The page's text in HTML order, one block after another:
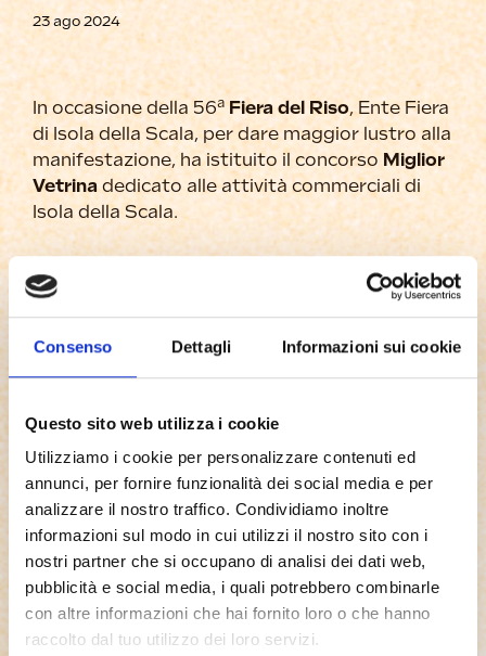
Consenso Dettagli Informazioni sui cookie
Questo sito web utilizza i cookie
Utilizziamo i cookie per personalizzare contenuti ed
annunci, per fornire funzionalità dei social media e per
analizzare il nostro traffico. Condividiamo inoltre
informazioni sul modo in cui utilizzi il nostro sito con i
nostri partner che si occupano di analisi dei dati web,
pubblicità e social media, i quali potrebbero combinarle
con altre informazioni che hai fornito loro o che hanno
raccolto dal tuo utilizzo dei loro servizi.
23 ago 2024
In occasione della 56a Fiera del Riso, Ente Fiera
di Isola della Scala, per dare maggior lustro alla
manifestazione, ha istituito il concorso Miglior
Vetrinadedicato alle attività commerciali di
Isola della Scala.
come una sorta di concorso fotografico: il
vincitore sarà decretato direttamente dal
pubblico, il quale potrà così conoscere in modo
del riso e della tradizione.
Di seguito potete trovare il regolamento
completo e tutte le date di scadenza dei
singoli step.
Tutti coloro che intendono parteciparVi sono
pregati di inviare il modulo di partecipazione
scaricabile seguendo le istruzioni allegate al
modulo stesso,entro e non oltre il 30 agosto
p.v.